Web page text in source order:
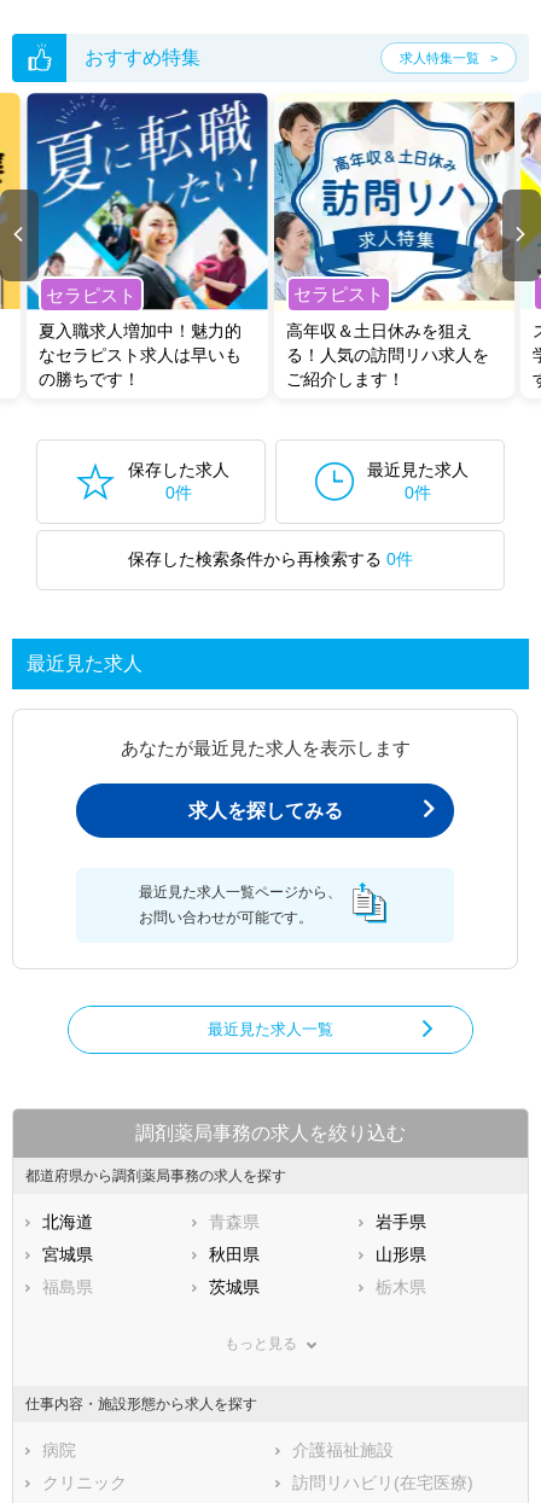
おすすめ特集 求人特集一覧
セラピスト
夏入職求人増加中！魅力的
なセラピスト求人は早いも
の勝ちです！
セラピスト
高年収＆土日休みを狙え
る！人気の訪問リハ求人を
ご紹介します！
保存した求人
0件
最近見た求人
0件
保存した検索条件から再検索する 0件
最近見た求人
あなたが最近見た求人を表示します
求人を探してみる
最近見た求人一覧ページから、
お問い合わせが可能です。
最近見た求人一覧
調剤薬局事務の求人を絞り込む
都道府県から調剤薬局事務の求人を探す
北海道 青森県
岩手県
宮城県
秋田県
山形県
福島県
茨城県
栃木県
神奈川県
石川県
福井県
静岡県
三重県
滋賀県
大阪府
もっと見る
仕事内容・施設形態から求人を探す
病院
介護福祉施設
クリニック
訪問リハビリ(在宅医療)